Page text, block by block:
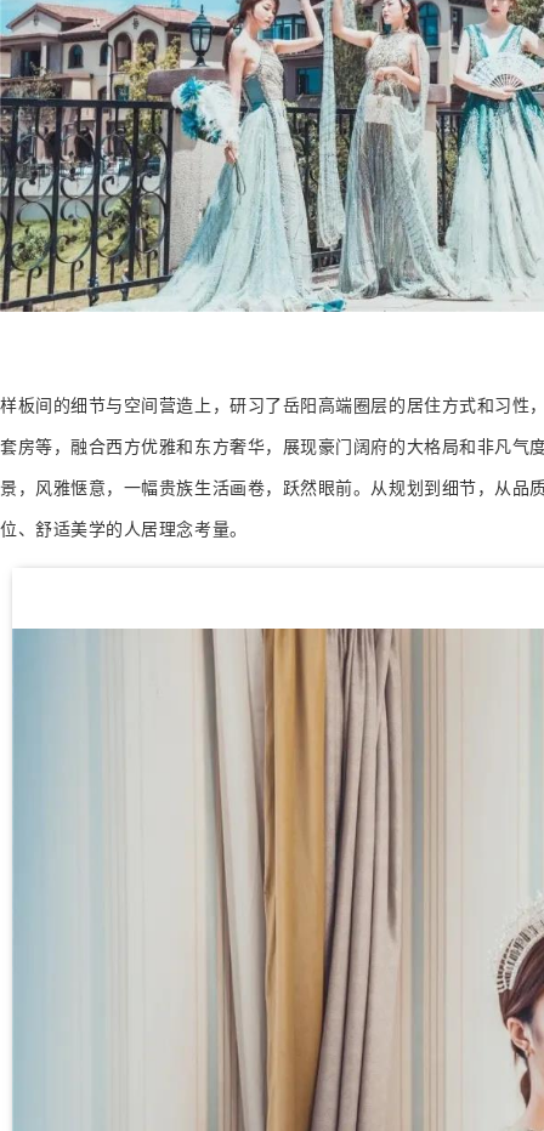
样板间的细节与空间营造上，研习了岳阳高端圈层的居住方式和习性
套房等，融合西方优雅和东方奢华，展现豪门阔府的大格局和非凡气
景，风雅惬意，一幅贵族生活画卷，跃然眼前。从规划到细节，从品
位、舒适美学的人居理念考量。